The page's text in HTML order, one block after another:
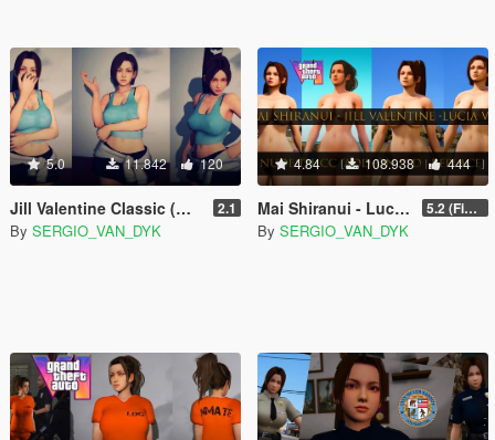
5.0 11.842 120
Jill Valentine Classic (Mai Shiranui) [Add-On Ped | Replace] KoF SNK - Resident Evil 3: Nemesis 2.1
By SERGIO_VAN_DYK
4.84 108.938 444
Mai Shiranui - Lucia VI - Jill Valentine | Nude/Thicc [Add-On Ped | Replace] Resident Evil - DOA 5.2 (Final)
By SERGIO_VAN_DYK